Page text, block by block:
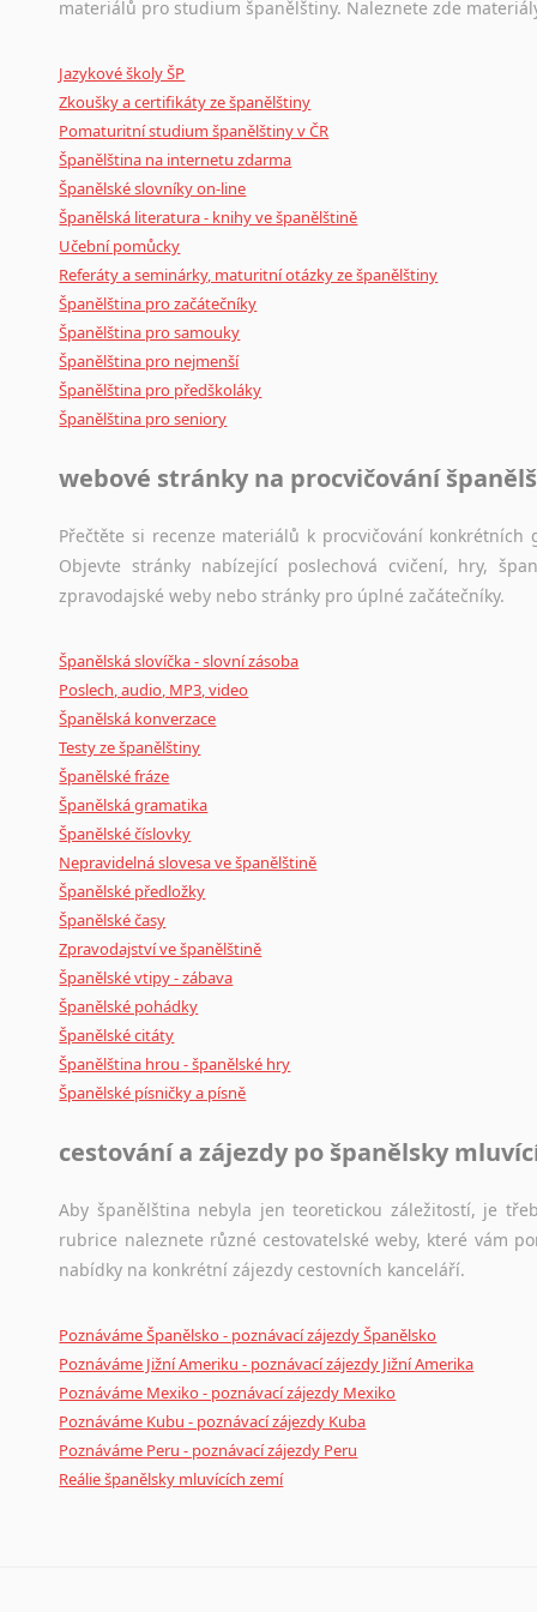
Ostatní pomůcky pro překladatele
poradny a pravidla
materiálů pro studium španělštiny. Naleznete zde
Jazykové školy ŠP
Zkoušky a certifikáty ze španělštiny
Pomaturitní studium španělštiny v ČR
Španělština na internetu zdarma
Španělské slovníky on-line
Španělská literatura - knihy ve španělštině
Učební pomůcky
Referáty a seminárky, maturitní otázky ze španělštiny
Španělština pro začátečníky
Španělština pro samouky
Španělština pro nejmenší
Španělština pro předškoláky
Španělština pro seniory
webové stránky na procvičování
Přečtěte si recenze materiálů k procvičování
Objevte stránky nabízející poslechová cvičení, hry,
zpravodajské weby nebo stránky pro úplné začátečníky.
Španělská slovíčka - slovní zásoba
Poslech, audio, MP3, video
Španělská konverzace
Testy ze španělštiny
Španělské fráze
Španělská gramatika
Španělské číslovky
Nepravidelná slovesa ve španělštině
Španělské předložky
Španělské časy
Zpravodajství ve španělštině
Španělské vtipy - zábava
Španělské pohádky
Španělské citáty
Španělština hrou - španělské hry
Španělské písničky a písně
cestování a zájezdy po španělsky
Aby španělština nebyla jen teoretickou záležitostí, je
rubrice naleznete různé cestovatelské weby, které vám
nabídky na konkrétní zájezdy cestovních kanceláří.
Poznáváme Španělsko - poznávací zájezdy Španělsko
Poznáváme Jižní Ameriku - poznávací zájezdy Jižní Amerika
Poznáváme Mexiko - poznávací zájezdy Mexiko
Poznáváme Kubu - poznávací zájezdy Kuba
Poznáváme Peru - poznávací zájezdy Peru
Reálie španělsky mluvících zemí